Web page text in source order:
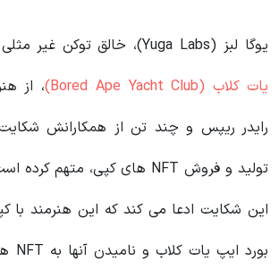
یوگا لبز (Yuga Labs)، خالق توکن غیر مثلی (NFTs)
یات کلاب (Bored Ape Yacht Club)
، از
رایدر ریپس و چند تن از همکارانش شکایت
تولید و فروش NFT های کپی، متهم کرده است.
این شکایت ادعا می کند که این هنرمند با